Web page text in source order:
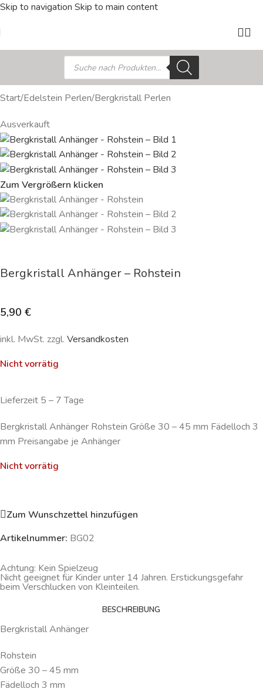
Skip to navigation Skip to main content
Start/Edelstein Perlen/Bergkristall Perlen
Ausverkauft
Zum Vergrößern klicken
Bergkristall Anhänger – Rohstein
5,90 €
inkl. MwSt. zzgl. Versandkosten
Nicht vorrätig
Lieferzeit 5 – 7 Tage
Bergkristall Anhänger Rohstein Größe 30 – 45 mm Fädelloch 3
mm Preisangabe je Anhänger
Nicht vorrätig
Zum Wunschzettel hinzufügen
Artikelnummer: BG02
Achtung: Kein Spielzeug
Nicht geeignet für Kinder unter 14 Jahren. Erstickungsgefahr
beim Verschlucken von Kleinteilen.
BESCHREIBUNG
Bergkristall Anhänger
Rohstein
Größe 30 – 45 mm
Fädelloch 3 mm